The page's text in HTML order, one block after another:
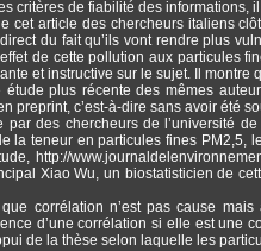
critères de fiabilité des informations,
cet article des chercheurs italiens
du fait qu’ils vont rendre plus
de cette pollution aux particules
et instructive sur le sujet. Il
étude plus récente des mêmes
preprint, c’est-à-dire sans avoir été
des chercheurs de l’université
la teneur en particules fines PM2,5,
http://
Xiao Wu, un biostatisticien de
que corrélation n’est pas cause
d’une corrélation si elle est une
de la thèse selon laquelle les